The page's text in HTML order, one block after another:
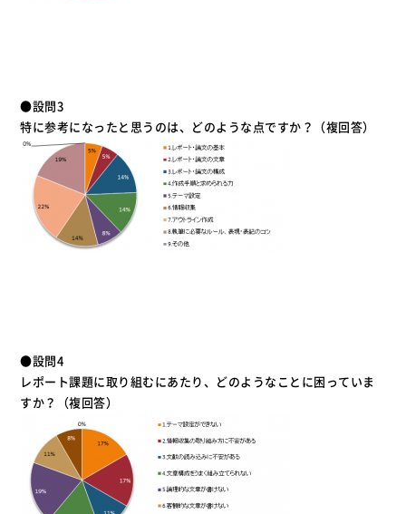
●設問3
特に参考になったと思うのは、どのような点ですか？（複回答）
●設問4
レポート課題に取り組むにあたり、どのようなことに困っていま
すか？（複回答）